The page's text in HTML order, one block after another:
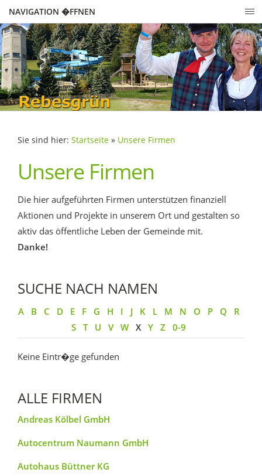
NAVIGATION �FFNEN
Sie sind hier: Startseite » Unsere Firmen
Unsere Firmen
Die hier aufgeführten Firmen unterstützen finanziell
Aktionen und Projekte in unserem Ort und gestalten so
aktiv das öffentliche Leben der Gemeinde mit.
Danke!
SUCHE NACH NAMEN
A B C D E F G H I J K L M N O P Q
R
S T U V W X Y Z 0-9
Keine Eintr�ge gefunden
ALLE FIRMEN
Andreas Kölbel GmbH
Autocentrum Naumann GmbH
Autohaus Büttner KG